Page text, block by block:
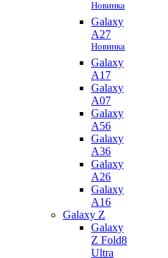
Новинка
Galaxy
A27
Новинка
Galaxy
A17
Galaxy
A07
Galaxy
A56
Galaxy
A36
Galaxy
A26
Galaxy
A16
Galaxy Z
Galaxy
Z Fold8
Ultra